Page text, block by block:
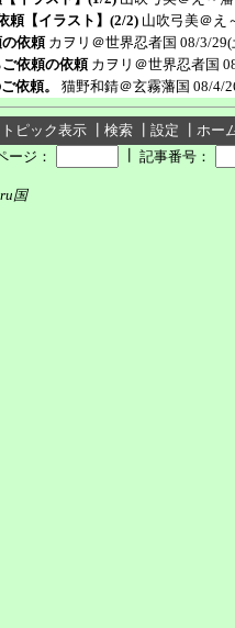
頼【イラスト】(2/2) 山吹弓美＠え
依頼 カヲリ＠世界忍者国 08/3/29(
依頼の依頼 カヲリ＠世界忍者国
依頼。
猫野和錆＠玄霧藩国 08/4/
トピック表示 検索 設定
ホー
ージ：
記事番号：
国